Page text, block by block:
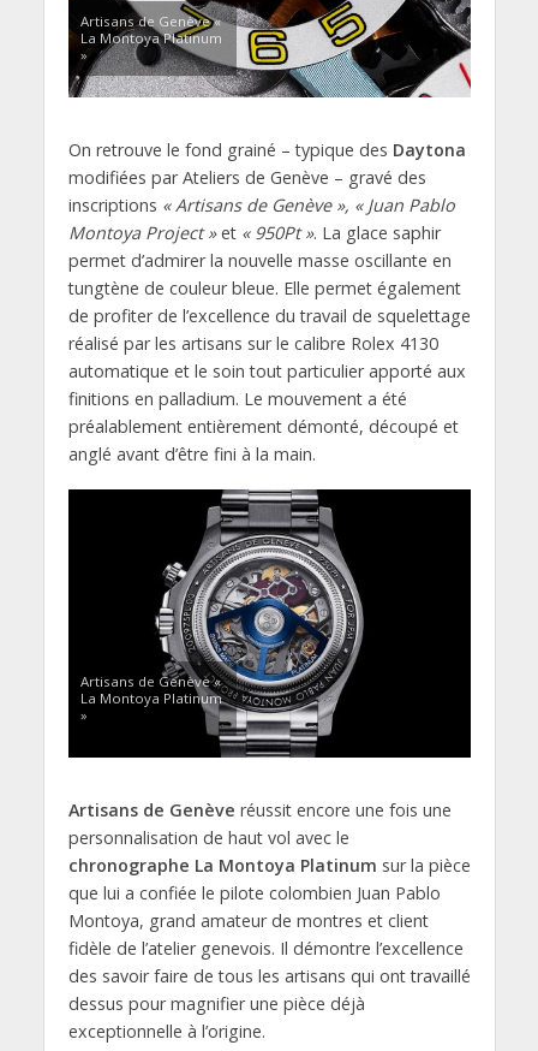
Artisans de Genève «
La Montoya Platinum
»
On retrouve le fond grainé – typique des Daytona
modifiées par Ateliers de Genève – gravé des
inscriptions « Artisans de Genève », « Juan Pablo
Montoya Project »et « 950Pt ». La glace saphir
permet d’admirer la nouvelle masse oscillante en
tungtène de couleur bleue. Elle permet également
de profiter de l’excellence du travail de squelettage
réalisé par les artisans sur le calibre Rolex 4130
automatique et le soin tout particulier apporté aux
finitions en palladium. Le mouvement a été
préalablement entièrement démonté, découpé et
anglé avant d’être fini à la main.
Artisans de Genève «
La Montoya Platinum
»
Artisans de Genève réussit encore une fois une
personnalisation de haut vol avec le
chronographe La Montoya Platinum sur la pièce
que lui a confiée le pilote colombien Juan Pablo
Montoya, grand amateur de montres et client
fidèle de l’atelier genevois. Il démontre l’excellence
des savoir faire de tous les artisans qui ont travaillé
dessus pour magnifier une pièce déjà
exceptionnelle à l’origine.